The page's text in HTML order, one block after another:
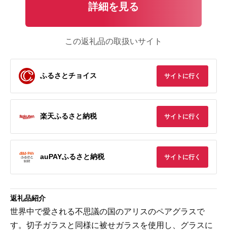
詳細を見る
この返礼品の取扱いサイト
ふるさとチョイス サイトに行く
楽天ふるさと納税 サイトに行く
auPAYふるさと納税 サイトに行く
返礼品紹介
世界中で愛される不思議の国のアリスのペアグラスで
す。切子ガラスと同様に被せガラスを使用し、グラスに